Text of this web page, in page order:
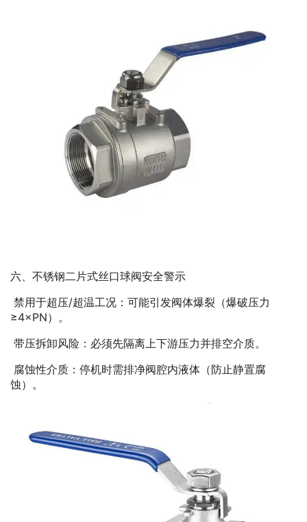
六、不锈钢二片式丝口球阀安全警示
禁用于超压/超温工况：可能引发阀体爆裂（爆破压力
≥4×PN）。
带压拆卸风险：必须先隔离上下游压力并排空介质。
腐蚀性介质：停机时需排净阀腔内液体（防止静置腐
蚀）。